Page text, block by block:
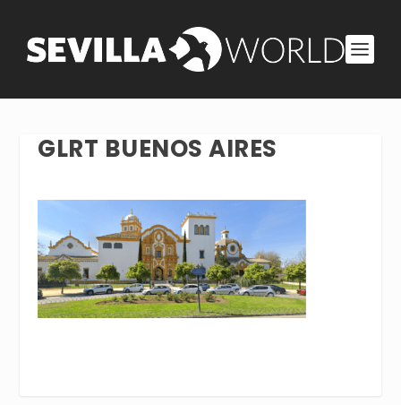
GLRT BUENOS AIRES